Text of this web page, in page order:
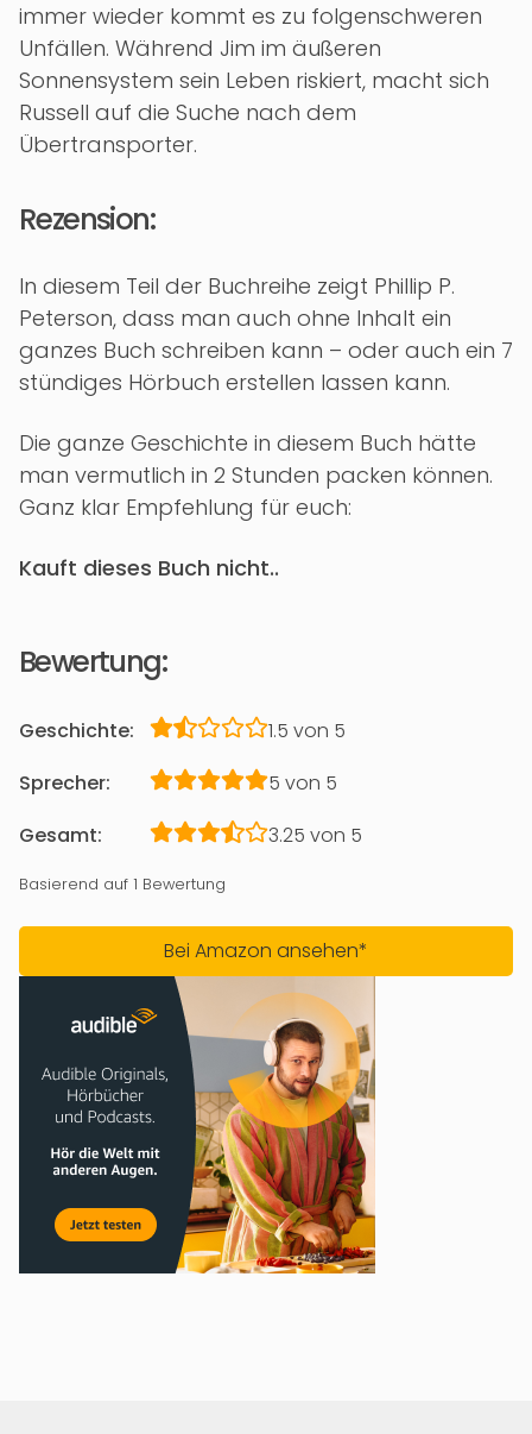
immer wieder kommt es zu folgenschweren
Unfällen. Während Jim im äußeren
Sonnensystem sein Leben riskiert, macht sich
Russell auf die Suche nach dem
Übertransporter.
Rezension:
In diesem Teil der Buchreihe zeigt Phillip P.
Peterson, dass man auch ohne Inhalt ein
ganzes Buch schreiben kann – oder auch ein 7
stündiges Hörbuch erstellen lassen kann.
Die ganze Geschichte in diesem Buch hätte
man vermutlich in 2 Stunden packen können.
Ganz klar Empfehlung für euch:
Kauft dieses Buch nicht..
Bewertung:
Geschichte:
1.5 von 5
Sprecher:
5 von 5
Gesamt:
3.25 von 5
Basierend auf 1 Bewertung
Bei Amazon ansehen*